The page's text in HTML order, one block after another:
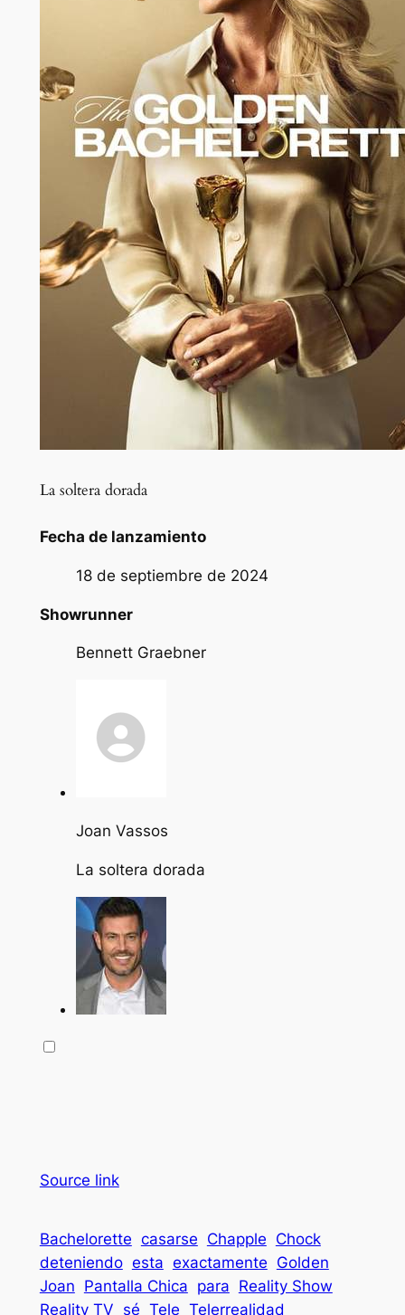
La soltera dorada
Fecha de lanzamiento
18 de septiembre de 2024
Showrunner
Bennett Graebner
Joan Vassos
La soltera dorada
Source link
Bachelorette casarse Chapple Chock
deteniendo esta exactamente Golden
Joan Pantalla Chica para Reality Show
Reality TV sé Tele Telerrealidad